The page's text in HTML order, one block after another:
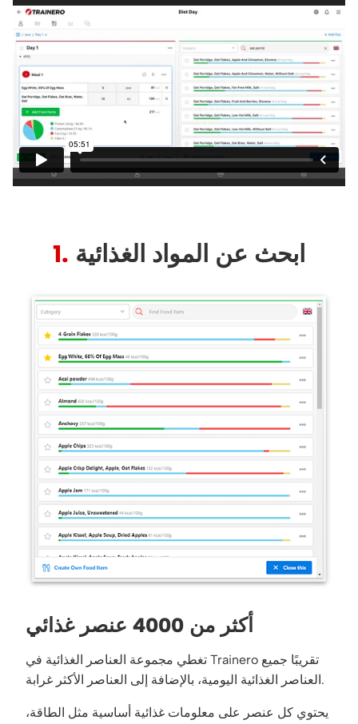
1. ابحث عن المواد الغذائية
أكثر من 4000 عنصر غذائي
تغطي مجموعة العناصر الغذائية في Trainero تقريبًا جميع
العناصر الغذائية اليومية، بالإضافة إلى العناصر الأكثر غرابة.
يحتوي كل عنصر على معلومات غذائية أساسية مثل الطاقة،